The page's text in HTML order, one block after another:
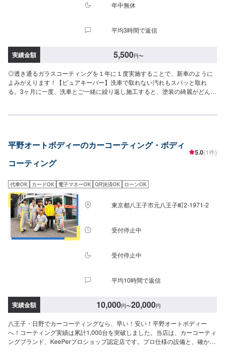
年中無休
平均3時間で返信
実績金額 5,500円〜
◎透き通るガラスコーティングを１年に１度実施することで、新車のように
よみがえります！【ピュアキーパー】洗車で取れない汚れもスパッと取れ
る。3ヶ月に一度、洗車とご一緒に繰り返し施工すると、塗装の綺麗がどんど
回、新車に戻る新しいカーライフの形ノーメンテナンス、洗車だけで1年耐
ース】クリスタルキーパー＋軽研磨仕上げ＋ガラスコート全面のパーフェク
ト仕上げ。SS:31,800円S:33,800円M:36,800円L:38,800円LL:44,800円
平野オートボディーのカーコーティング・ボディ
コーティング
5.0(1件)
代車OK カードOK 電子マネーOK QR決済OK ローンOK
東京都八王子市元八王子町2-1971-2
受付停止中
受付停止中
平均10時間で返信
実績金額 10,000円〜20,000円
八王子・日野でカーコーティングなら、早い！安い！平野オートボディー
へ！コーティング実績は累計1,000台を突破しました。当店は、カーコーティ
ングブランド、KeePerプロショップ認定店です。プロ仕様の設備と、確かな